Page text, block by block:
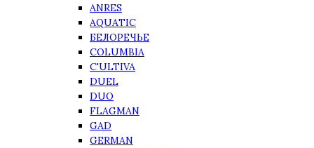
ANRES
AQUATIC
БЕЛОРЕЧЬЕ
COLUMBIA
C'ULTIVA
DUEL
DUO
FLAGMAN
GAD
GERMAN